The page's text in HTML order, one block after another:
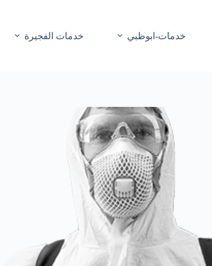
خدمات-ابوظبي خدمات الفجيرة